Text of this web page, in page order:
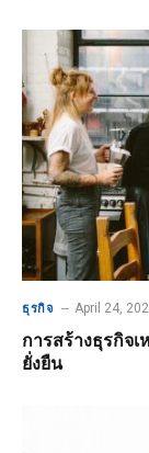
ธุรกิจ April 24,
การสร้างธุรกิจ
ยั่งยืน